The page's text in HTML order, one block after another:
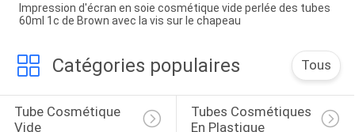
Impression d'écran en soie cosmétique vide perlée des tubes
60ml 1c de Brown avec la vis sur le chapeau
Catégories populaires Tous
Tube Cosmétique
Vide
Tubes Cosmétiques
En Plastique